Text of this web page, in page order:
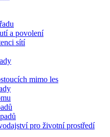
a povolení
sítí
mimo les
pro životní prostředí